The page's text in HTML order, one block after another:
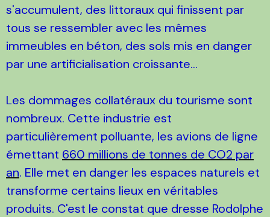
s'accumulent, des littoraux qui finissent par
tous se ressembler avec les mêmes
immeubles en béton, des sols mis en danger
par une artificialisation croissante...
Les dommages collatéraux du tourisme sont
nombreux. Cette industrie est
particulièrement polluante, les avions de ligne
émettant 660 millions de tonnes de CO2 par
an. Elle met en danger les espaces naturels et
transforme certains lieux en véritables
produits. C'est le constat que dresse Rodolphe